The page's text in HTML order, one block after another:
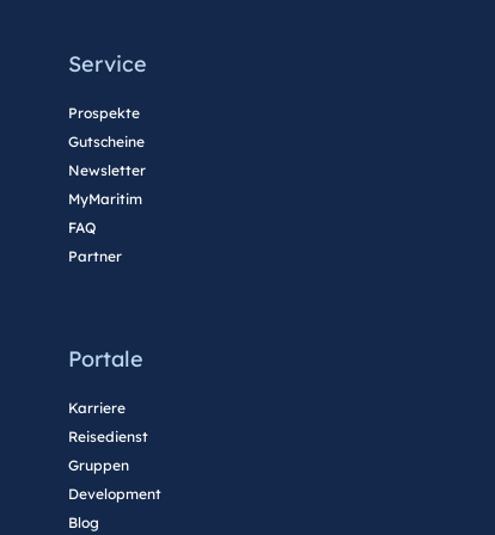
Service
Prospekte
Gutscheine
Newsletter
MyMaritim
FAQ
Partner
Portale
Karriere
Reisedienst
Gruppen
Development
Blog